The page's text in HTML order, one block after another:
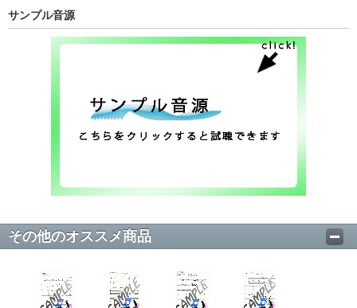
サンプル音源
その他のオススメ商品